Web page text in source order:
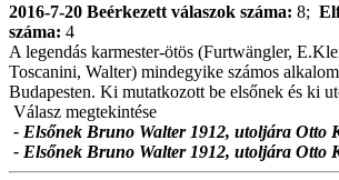
2016-7-20 Beérkezett válaszok száma: 8;
száma: 4
A legendás karmester-ötös (Furtwängler,
Toscanini, Walter) mindegyike számos
Budapesten. Ki mutatkozott be elsőnek és ki
Válasz megtekintése
- Elsőnek Bruno Walter 1912, utoljára Otto
- Elsőnek Bruno Walter 1912, utoljára Otto